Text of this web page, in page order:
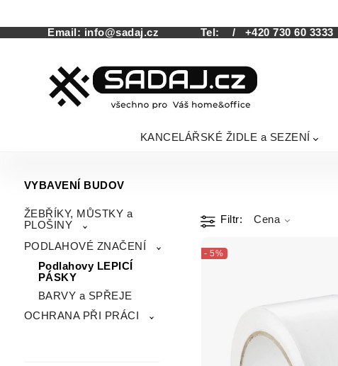
Email: info@sadaj.cz Tel: / +420 730 60 3333
KANCELÁŘSKÉ ŽIDLE a SEZENÍ
VYBAVENÍ BUDOV
ŽEBŘÍKY, MŮSTKY a
PLOŠINY
PODLAHOVÉ ZNAČENÍ
Podlahovy LEPICÍ
PÁSKY
BARVY a SPŘEJE
OCHRANA PŘI PRÁCI
Filtr Cena
- 5%